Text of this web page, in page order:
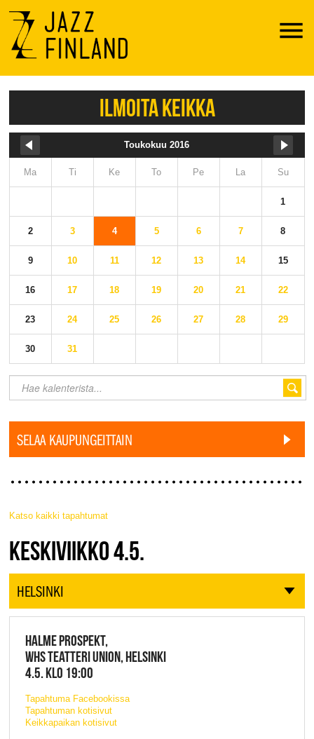
Menu
ILMOITA KEIKKA
Toukokuu 2016
Ma Ti Ke To Pe La Su
1
2 3 4 5 6 7 8
9 10 11 12 13 14 15
16 17 18 19 20 21 22
23 24 25 26 27 28 29
30 31
SELAA KAUPUNGEITTAIN
Katso kaikki tapahtumat
JAZZ FINLAND LIVE
KESKIVIIKKO 4.5.
HELSINKI
HALME PROSPEKT,
WHS TEATTERI UNION, HELSINKI
4.5. KLO 19:00
Tapahtuma Facebookissa
Tapahtuman kotisivut
Keikkapaikan kotisivut